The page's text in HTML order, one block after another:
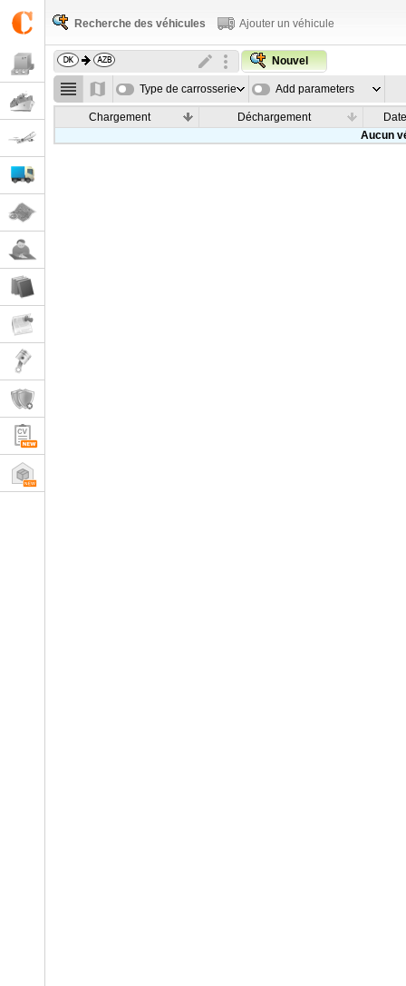
Recherche des véhicules Ajouter un véhicule
Nouvel
Type de carrosserie Add parameters
Chargement Déchargement
Aucun